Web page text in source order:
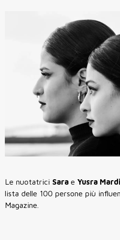
Le nuotatrici Sara e Yusra
lista delle 100 persone più
Magazine.